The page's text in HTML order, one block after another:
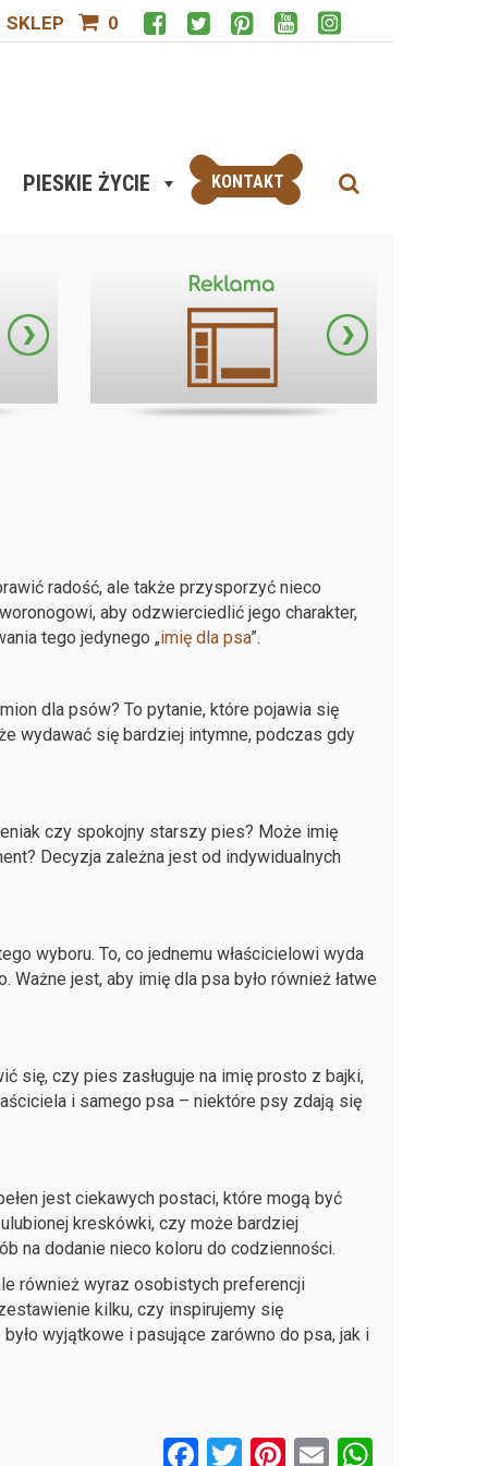
SKLEP 0
PIESKIE ŻYCIE KONTAKT
radość, ale także przysporzyć nieco
aby odzwierciedlić jego charakter,
tego jedynego „imię dla psa”.
dla psów? To pytanie, które pojawia się
wydawać się bardziej intymne, podczas gdy
czy spokojny starszy pies? Może imię
Decyzja zależna jest od indywidualnych
wyboru. To, co jednemu właścicielowi wyda
jest, aby imię dla psa było również łatwe
się, czy pies zasługuje na imię prosto z bajki,
i samego psa – niektóre psy zdają się
jest ciekawych postaci, które mogą być
kreskówki, czy może bardziej
na dodanie nieco koloru do codzienności.
również wyraz osobistych preferencji
kilku, czy inspirujemy się
wyjątkowe i pasujące zarówno do psa, jak i
F T Pi E